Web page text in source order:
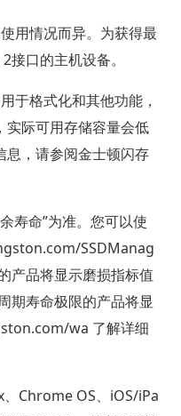
用情况而异。为获得最
接口的主机设备。
于格式化和其他功能，
实际可用存储容量会低
息，请参阅金士顿闪存
寿命”为准。您可以使
SSDManag
产品将显示磨损指标值
期寿命极限的产品将显
wa 了解详细
Chrome OS、iOS/iPa